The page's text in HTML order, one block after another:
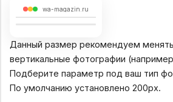
Вспомогательная всплывающая
Вид описания товара
Дополнительная вкладка (Заголовок)
Дополнительная вкладка (Текст)
Выбор характеристик товара
wa-magazin.ru
Данный размер рекомендуем
вертикальные фотографии
Подберите параметр под ваш тип
По умолчанию установлено 200px.